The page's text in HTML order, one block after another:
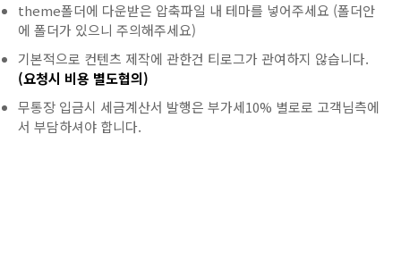
theme폴더에 다운받은 압축파일 내 테마를 넣어주세요 (폴더안
에 폴더가 있으니 주의해주세요)
기본적으로 컨텐츠 제작에 관한건 티로그가 관여하지 않습니다.
(요청시 비용 별도협의)
무통장 입금시 세금계산서 발행은 부가세10% 별로로 고객님측에
서 부담하셔야 합니다.